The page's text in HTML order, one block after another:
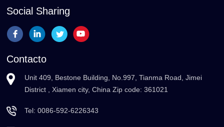
Social Sharing
Contacto
Unit 409, Bestone Building, No.997, Tianma Road, Jimei
District , Xiamen city, China Zip code: 361021
Tel:0086-592-6226343